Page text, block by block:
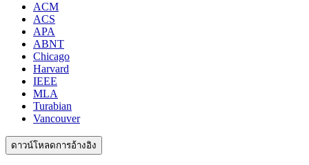
ACM
ACS
APA
ABNT
Chicago
Harvard
IEEE
MLA
Turabian
Vancouver
ดาวน์โหลดการอ้างอิง